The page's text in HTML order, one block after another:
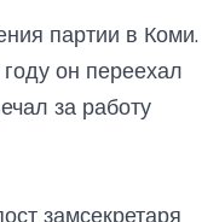
партии в Коми.
он переехал
за работу
замсекретаря